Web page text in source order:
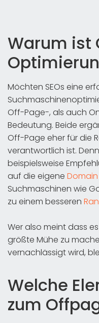
Warum ist
Möchten SEOs eine
Off-Page-, als auch
Bedeutung. Beide
Off-Page eher für die
verantwortlich ist.
beispielsweise
auf die eigene Domain
Suchmaschinen wie
zu einem besseren
Wer also meint dass
größte Mühe zu
vernachlässigt wird,
Welche
zum